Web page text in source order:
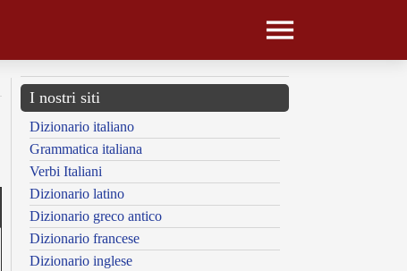
I nostri siti
Dizionario italiano
Grammatica italiana
Verbi Italiani
Dizionario latino
Dizionario greco antico
Dizionario francese
Dizionario inglese